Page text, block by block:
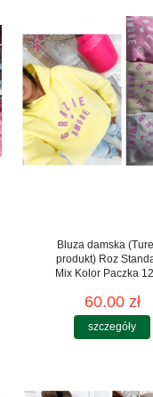
Bluza damska
produkt) Roz
Mix Kolor Paczka
60.00 zł
szczegóły